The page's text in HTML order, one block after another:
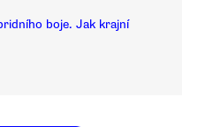
boje. Jak krajní